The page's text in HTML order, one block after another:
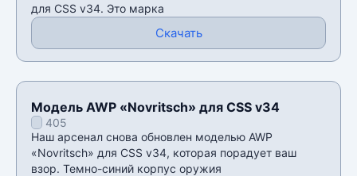
для CSS v34. Это марка
Скачать
Модель AWP «Novritsch» для CSS v34
405
Наш арсенал снова обновлен моделью AWP
«Novritsch» для CSS v34, которая порадует ваш
взор. Темно-синий корпус оружия